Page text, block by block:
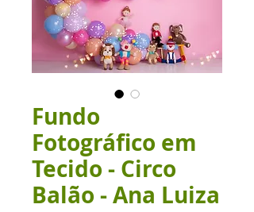
Fundo
Fotográfico em
Tecido - Circo
Balão - Ana Luiza